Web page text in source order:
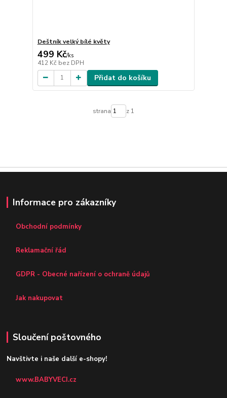
Deštník velký bílé květy
499 Kč/ks
412 Kč bez DPH
Přidat do košíku
strana z 1
Informace pro zákazníky
Obchodní podmínky
Reklamační řád
GDPR - Obecné nařízení o ochraně údajů
Jak nakupovat
Sloučení poštovného
Navštivte i naše další e-shopy!
www.BABYVECI.cz